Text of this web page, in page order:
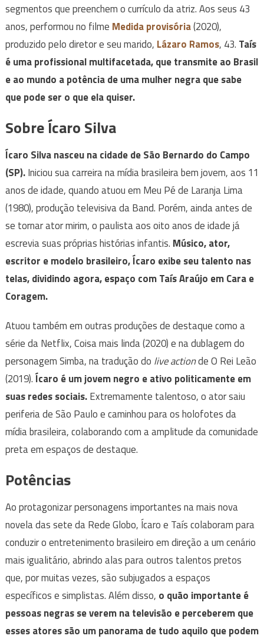
segmentos que preenchem o currículo da atriz. Aos seus 43
anos, performou no filme Medida provisória(2020),
produzido pelo diretor e seu marido, Lázaro Ramos, 43. Taís
é uma profissional multifacetada, que transmite ao Brasil
e ao mundo a potência de uma mulher negra que sabe
que pode ser o que ela quiser.
Sobre Ícaro Silva
Ícaro Silva nasceu na cidade de São Bernardo do Campo
(SP).Iniciou sua carreira na mídia brasileira bem jovem, aos 11
anos de idade, quando atuou em Meu Pé de Laranja Lima
(1980), produção televisiva da Band. Porém, ainda antes de
se tornar ator mirim, o paulista aos oito anos de idade já
escrevia suas próprias histórias infantis. Músico, ator,
escritor e modelo brasileiro, Ícaro exibe seu talento nas
telas, dividindo agora, espaço com Taís Araújo em Cara e
Coragem.
Atuou também em outras produções de destaque como a
série da Netflix, Coisa mais linda (2020) e na dublagem do
personagem Simba, na tradução do live actionde O Rei Leão
(2019).Ícaro é um jovem negro e ativo politicamente em
suas redes sociais.Extremamente talentoso, o ator saiu
periferia de São Paulo e caminhou para os holofotes da
mídia brasileira, colaborando com a amplitude da comunidade
preta em espaços de destaque.
Potências
Ao protagonizar personagens importantes na mais nova
novela das sete da Rede Globo, Ícaro e Taís colaboram para
conduzir o entretenimento brasileiro em direção a um cenário
mais igualitário, abrindo alas para outros talentos pretos
que, por muitas vezes, são subjugados a espaços
específicos e simplistas. Além disso, o quão importante é
pessoas negras se verem na televisão e perceberem que
esses atores são um panorama de tudo aquilo que podem